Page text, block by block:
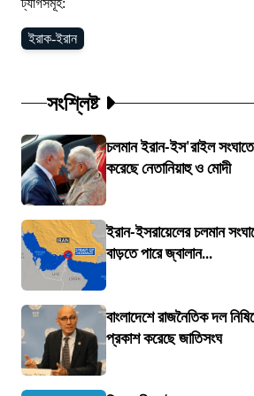
ট্যাগসমূহ:
ইরাক-ইরান
সংশ্লিষ্ট
চলমান ইরান-ইস'রাইল
করেছে নেতানিয়াহু ও মোদী
ইরান-ইসরায়েলের চলমান
বাড়তে পারে জ্বালান...
বাংলাদেশে রাজনৈতিক দল
প্রকাশ করেছে জাতিসংঘ